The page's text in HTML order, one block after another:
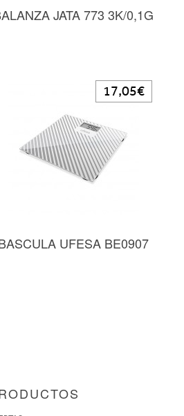
JATA 773 3K/0,1G
UFESA BE0907
17,05€